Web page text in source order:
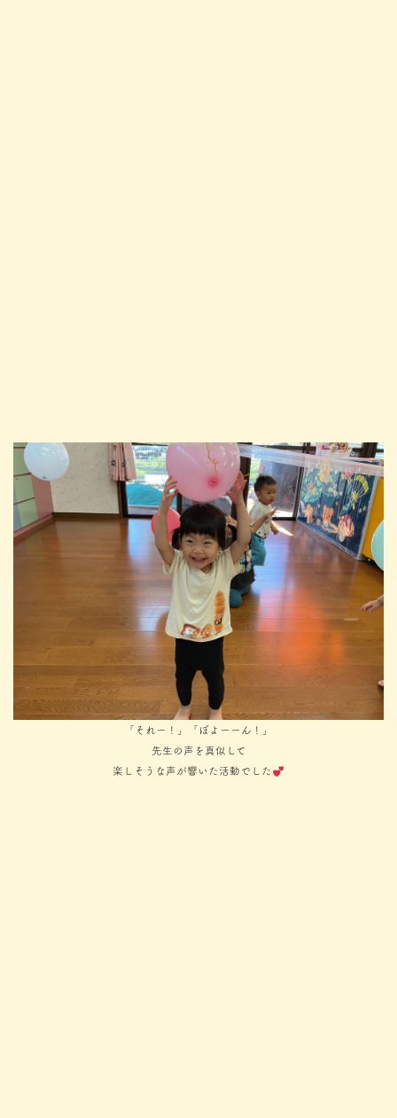
「それー！」「ぼよーーん！」
先生の声を真似して
楽しそうな声が響いた活動でした